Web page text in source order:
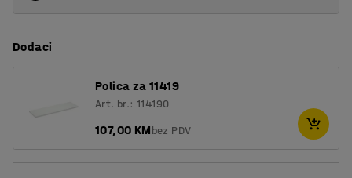
Dodaci
Polica za 11419
Art. br.: 114190
107,00 KMbez PDV